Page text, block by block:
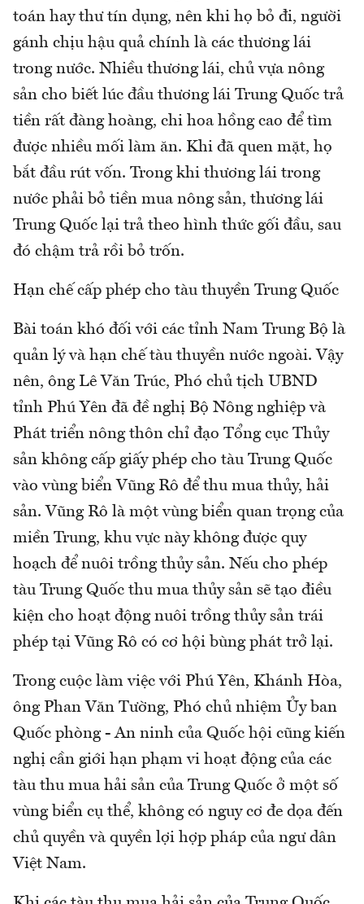
toán hay thư tín dụng, nên khi họ bỏ đi, người
gánh chịu hậu quả chính là các thương lái
trong nước. Nhiều thương lái, chủ vựa nông
sản cho biết lúc đầu thương lái Trung Quốc trả
tiền rất đàng hoàng, chi hoa hồng cao để tìm
được nhiều mối làm ăn. Khi đã quen mặt, họ
bắt đầu rút vốn. Trong khi thương lái trong
nước phải bỏ tiền mua nông sản, thương lái
Trung Quốc lại trả theo hình thức gối đầu, sau
đó chậm trả rồi bỏ trốn.
Hạn chế cấp phép cho tàu thuyền Trung Quốc
Bài toán khó đối với các tỉnh Nam Trung Bộ là
quản lý và hạn chế tàu thuyền nước ngoài. Vậy
nên, ông Lê Văn Trúc, Phó chủ tịch UBND
tỉnh Phú Yên đã đề nghị Bộ Nông nghiệp và
Phát triển nông thôn chỉ đạo Tổng cục Thủy
sản không cấp giấy phép cho tàu Trung Quốc
vào vùng biển Vũng Rô để thu mua thủy, hải
sản. Vũng Rô là một vùng biển quan trọng của
miền Trung, khu vực này không được quy
hoạch để nuôi trồng thủy sản. Nếu cho phép
tàu Trung Quốc thu mua thủy sản sẽ tạo điều
kiện cho hoạt động nuôi trồng thủy sản trái
phép tại Vũng Rô có cơ hội bùng phát trở lại.
Trong cuộc làm việc với Phú Yên, Khánh Hòa,
ông Phan Văn Tường, Phó chủ nhiệm Ủy ban
Quốc phòng - An ninh của Quốc hội cũng kiến
nghị cần giới hạn phạm vi hoạt động của các
tàu thu mua hải sản của Trung Quốc ở một số
vùng biển cụ thể, không có nguy cơ đe dọa đến
chủ quyền và quyền lợi hợp pháp của ngư dân
Việt Nam.